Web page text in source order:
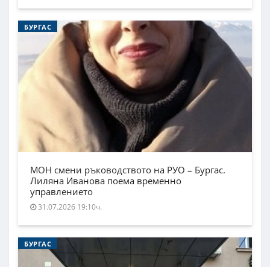
БУРГАС
МОН смени ръководството на РУО – Бургас.
Лиляна Иванова поема временно
управлението
31.07.2026 19:10ч.
БУРГАС